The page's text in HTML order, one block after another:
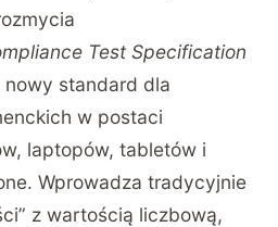
Test Specification
nowy standard dla
w postaci
laptopów, tabletów i
Wprowadza tradycyjnie
z wartością liczbową,